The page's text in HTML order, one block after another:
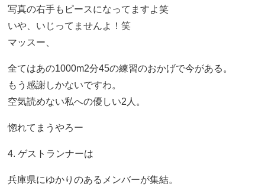
写真の右手もピースになってますよ笑
いや、いじってませんよ！笑
マッスー、
全てはあの1000m2分45の練習のおかげで今がある。
もう感謝しかないですわ。
空気読めない私への優しい2人。
惚れてまうやろー
4. ゲストランナーは
兵庫県にゆかりのあるメンバーが集結。